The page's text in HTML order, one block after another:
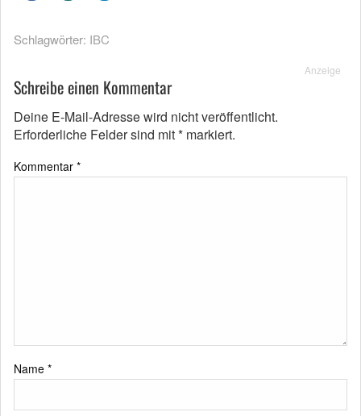
Schlagwörter: IBC
Anzeige
Schreibe einen Kommentar
Deine E-Mail-Adresse wird nicht veröffentlicht.
Erforderliche Felder sind mit* markiert.
Kommentar *
Name *